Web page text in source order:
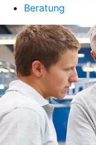
Beratung